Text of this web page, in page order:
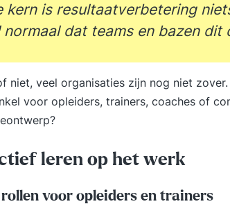
kern is resultaatverbetering
normaal dat teams en bazen dit
niet, veel organisaties zijn nog niet
voor opleiders, trainers, coaches of
leren op het werk
voor opleiders en trainers